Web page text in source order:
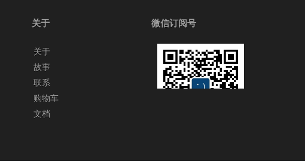
关于
关于
故事
联系
购物车
文档
微信订阅号